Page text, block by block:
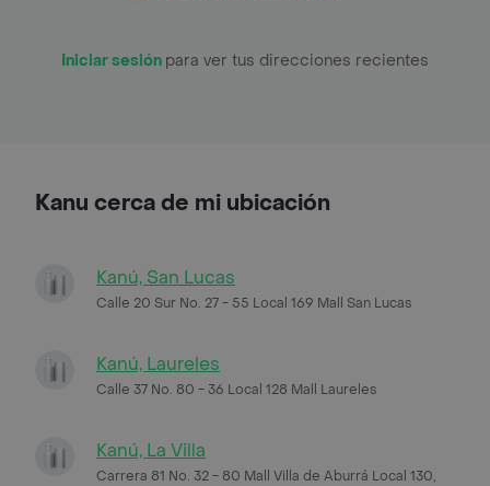
Iniciar sesión para ver tus direcciones recientes
Kanu cerca de mi ubicación
Kanú, San Lucas
Calle 20 Sur No. 27 - 55 Local 169 Mall San Lucas
Kanú, Laureles
Calle 37 No. 80 - 36 Local 128 Mall Laureles
Kanú, La Villa
Carrera 81 No. 32 - 80 Mall Villa de Aburrá Local 130,